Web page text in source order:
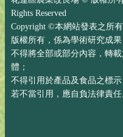
Rights Reserved
Copyright ©本網站發表之所
版權所有，係為學術研究成
不得將全部或部分內容，轉
體；
不得引用於產品及食品之標示
若不當引用，應自負法律責任